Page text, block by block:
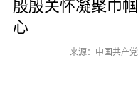
殷殷关怀凝聚巾
心
来源：中国共产